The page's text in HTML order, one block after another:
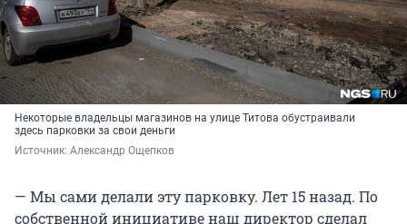
Некоторые владельцы магазинов на улице Титова обустраивали
здесь парковки за свои деньги
Источник: Александр Ощепков
— Мы сами делали эту парковку. Лет 15 назад. По
собственной инициативе наш директор сделал